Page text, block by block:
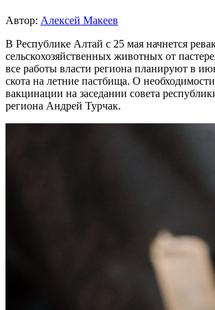
Автор: Алексей Макеев
В Республике Алтай с 25 мая начнется
сельскохозяйственных животных от
все работы власти региона планируют в
скота на летние пастбища. О
вакцинации на заседании совета
региона Андрей Турчак.